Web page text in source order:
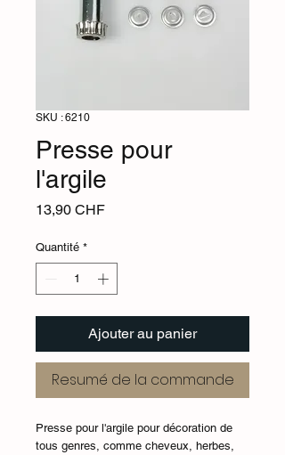
SKU : 6210
Presse pour
l'argile
13,90 CHFPrix
Quantité *
Ajouter au panier
Resumé de la commande
Presse pour l'argile pour décoration de
tous genres, comme cheveux, herbes,